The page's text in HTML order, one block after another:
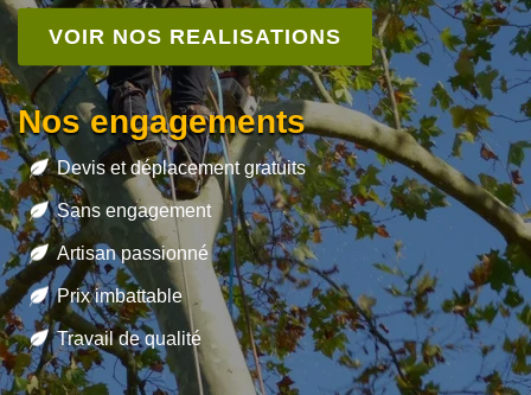
VOIR NOS REALISATIONS
Nos engagements
Devis et déplacement gratuits
Sans engagement
Artisan passionné
Prix imbattable
Travail de qualité